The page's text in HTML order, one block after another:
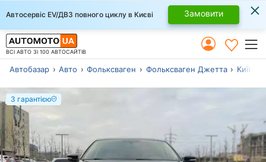
Автосервіс EV/ДВЗ повного циклу в Києві Замовити ×
ВСІ АВТО ЗІ 100 АВТОСАЙТІВ
Автобазар Авто Фольксваген Фольксваген Джетта Київ
З гарантією